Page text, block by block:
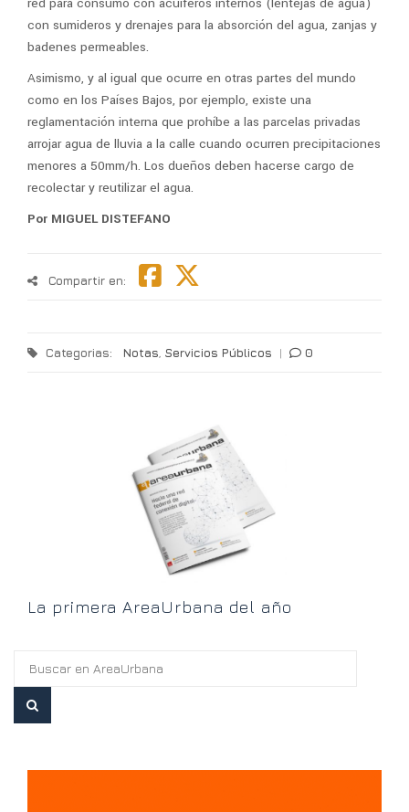
con sumideros y drenajes para la absorción del agua, zanjas y
badenes permeables.
Asimismo, y al igual que ocurre en otras partes del mundo
como en los Países Bajos, por ejemplo, existe una
reglamentación interna que prohíbe a las parcelas privadas
arrojar agua de lluvia a la calle cuando ocurren precipitaciones
menores a 50mm/h. Los dueños deben hacerse cargo de
recolectar y reutilizar el agua.
Por MIGUEL DISTEFANO
Compartir en:
Categorias: Notas Servicios Públicos | 0
La primera AreaUrbana del año